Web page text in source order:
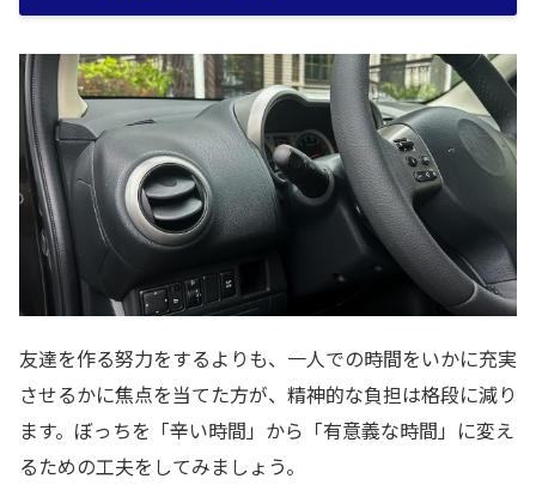
友達を作る努力をするよりも、一人での時間をいかに充実
させるかに焦点を当てた方が、精神的な負担は格段に減り
ます。ぼっちを「辛い時間」から「有意義な時間」に変え
るための工夫をしてみましょう。